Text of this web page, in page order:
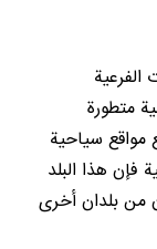
متطورة
مواقع سياحية
فإن هذا البلد
من بلدان أخرى